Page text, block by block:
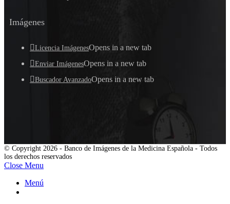
Imágenes
Licencia ImágenesOpens in a new tab
Enviar ImágenesOpens in a new tab
Buscador AvanzadoOpens in a new tab
© Copyright 2026 - Banco de Imágenes de la Medicina Española - Todos
los derechos reservados
Close Menu
Menú